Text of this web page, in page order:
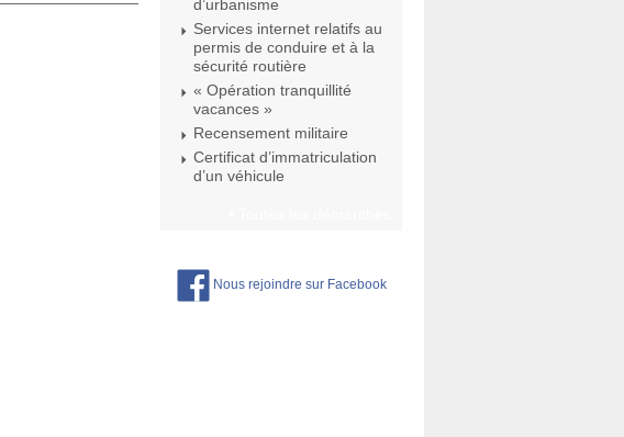
d’urbanisme
Services internet relatifs au
permis de conduire et à la
sécurité routière
« Opération tranquillité
vacances »
Recensement militaire
Certificat d’immatriculation
d’un véhicule
Nous rejoindre sur Facebook